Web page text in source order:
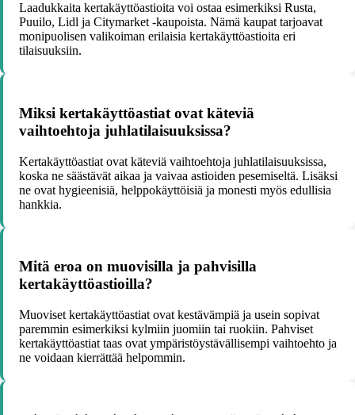
Laadukkaita kertakäyttöastioita voi ostaa esimerkiksi Rusta,
Puuilo, Lidl ja Citymarket -kaupoista. Nämä kaupat tarjoavat
monipuolisen valikoiman erilaisia kertakäyttöastioita eri
tilaisuuksiin.
Miksi kertakäyttöastiat ovat käteviä
vaihtoehtoja juhlatilaisuuksissa?
Kertakäyttöastiat ovat käteviä vaihtoehtoja juhlatilaisuuksissa,
koska ne säästävät aikaa ja vaivaa astioiden pesemiseltä. Lisäksi
ne ovat hygieenisiä, helppokäyttöisiä ja monesti myös edullisia
hankkia.
Mitä eroa on muovisilla ja pahvisilla
kertakäyttöastioilla?
Muoviset kertakäyttöastiat ovat kestävämpiä ja usein sopivat
paremmin esimerkiksi kylmiin juomiin tai ruokiin. Pahviset
kertakäyttöastiat taas ovat ympäristöystävällisempi vaihtoehto ja
ne voidaan kierrättää helpommin.